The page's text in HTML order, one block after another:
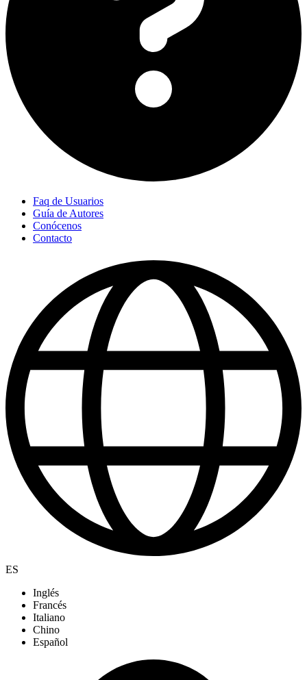
Faq de Usuarios
Guía de Autores
Conócenos
Contacto
ES
Inglés
Francés
Italiano
Chino
Español